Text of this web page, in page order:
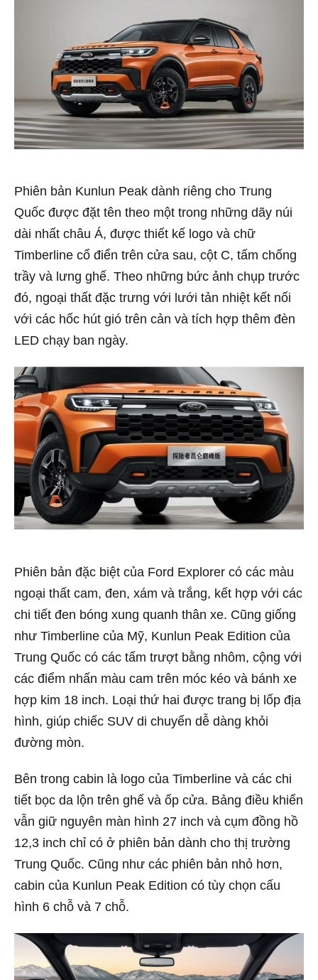
Phiên bản Kunlun Peak dành riêng cho Trung
Quốc được đặt tên theo một trong những dãy núi
dài nhất châu Á, được thiết kế logo và chữ
Timberline cổ điển trên cửa sau, cột C, tấm chống
trầy và lưng ghế. Theo những bức ảnh chụp trước
đó, ngoại thất đặc trưng với lưới tản nhiệt kết nối
với các hốc hút gió trên cản và tích hợp thêm đèn
LED chạy ban ngày.
Phiên bản đặc biệt của Ford Explorer có các màu
ngoại thất cam, đen, xám và trắng, kết hợp với các
chi tiết đen bóng xung quanh thân xe. Cũng giống
như Timberline của Mỹ, Kunlun Peak Edition của
Trung Quốc có các tấm trượt bằng nhôm, cộng với
các điểm nhấn màu cam trên móc kéo và bánh xe
hợp kim 18 inch. Loại thứ hai được trang bị lốp địa
hình, giúp chiếc SUV di chuyển dễ dàng khỏi
đường mòn.
Bên trong cabin là logo của Timberline và các chi
tiết bọc da lộn trên ghế và ốp cửa. Bảng điều khiển
vẫn giữ nguyên màn hình 27 inch và cụm đồng hồ
12,3 inch chỉ có ở phiên bản dành cho thị trường
Trung Quốc. Cũng như các phiên bản nhỏ hơn,
cabin của Kunlun Peak Edition có tùy chọn cấu
hình 6 chỗ và 7 chỗ.